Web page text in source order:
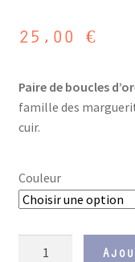
25,00 €
Paire de boucles
famille des
cuir.
Couleur